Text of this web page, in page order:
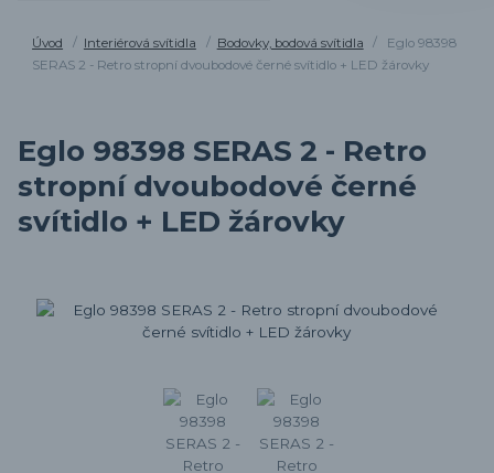
Úvod Interiérová svítidla Bodovky, bodová svítidla
Eglo 98398
SERAS 2 - Retro stropní dvoubodové černé svítidlo + LED žárovky
Eglo 98398 SERAS 2 - Retro
stropní dvoubodové černé
svítidlo + LED žárovky